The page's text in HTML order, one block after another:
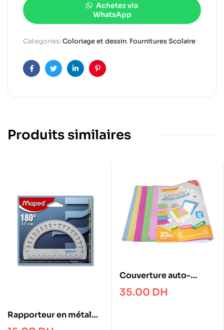
Achetez via
WhatsApp
Categories:Coloriage et dessin, Fournitures Scolaire
FacebookTwitterLinkedinPinterest
Produits similaires
Rapporteur en métal
180 degrés 12cm
Couverture auto-
adhésif pack of 10
35.00 DH